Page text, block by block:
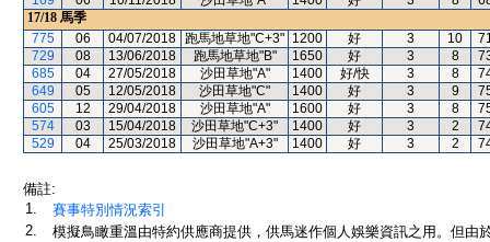
17/18 馬季
775
06 04/07/2018 跑馬地草地"C+3" 1200 好 3 10
729
08 13/06/2018 跑馬地草地"B" 1650 好 3 8
685
04 27/05/2018 沙田草地"A" 1400 好/快 3 8
649
05 12/05/2018 沙田草地"C" 1400 好 3 9
605
12 29/04/2018 沙田草地"A" 1600 好 3 8
574
03 15/04/2018 沙田草地"C+3" 1400 好 3 2
529
04 25/03/2018 沙田草地"A+3" 1400 好 3 2
備註:
1.
賽事特別情況索引
2.
模擬鳥瞰重溫由特約供應商提供，供馬迷作個人娛樂資訊之用。但